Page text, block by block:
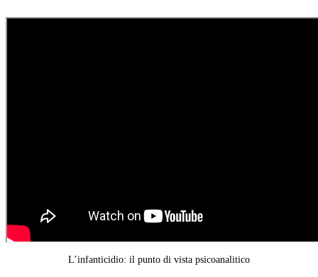
L’infanticidio: il punto di vista psicoanalitico